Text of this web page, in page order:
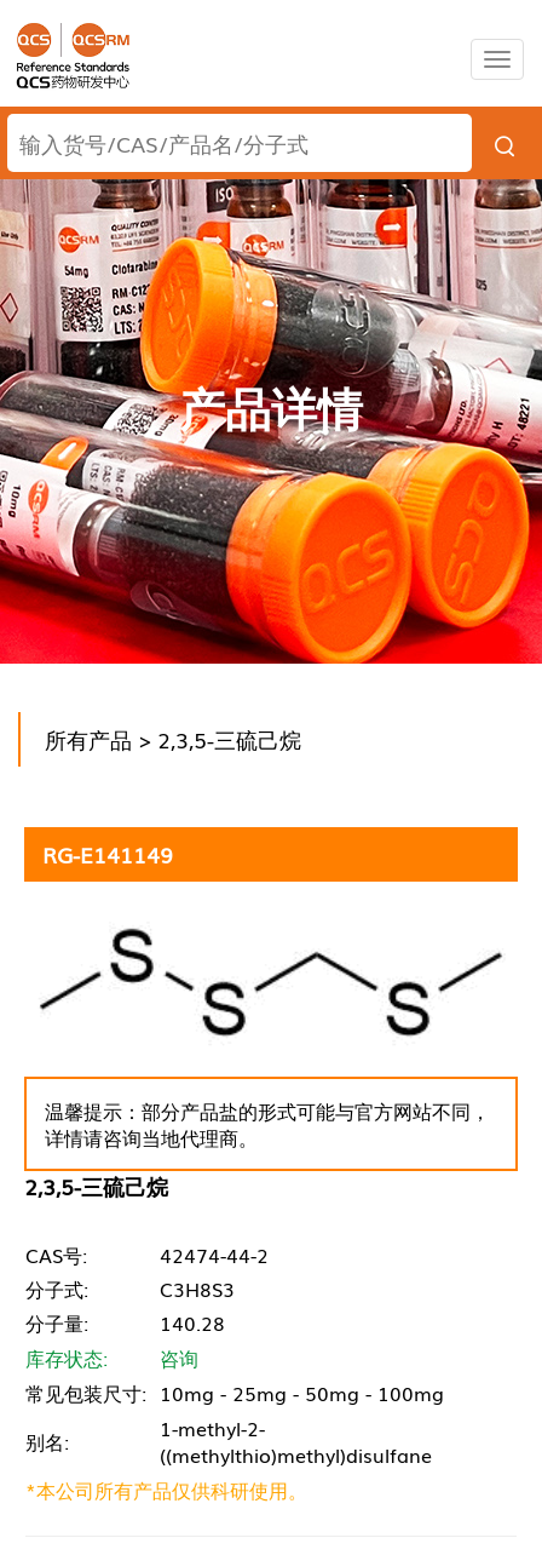
产品详情
所有产品 > 2,3,5-三硫己烷
RG-E141149
温馨提示：部分产品盐的形式可能与官方网站不同，
详情请咨询当地代理商。
2,3,5-三硫己烷
CAS号:
42474-44-2
分子式:
C3H8S3
分子量:
140.28
库存状态:
咨询
常见包装尺寸: 10mg - 25mg - 50mg - 100mg
别名:
1-methyl-2-
((methylthio)methyl)disulfane
*本公司所有产品仅供科研使用。